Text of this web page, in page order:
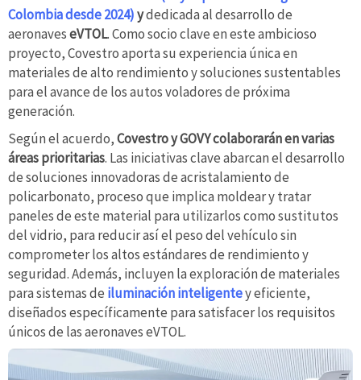
Colombia desde 2024)ydedicada al desarrollo de
aeronaveseVTOL. Como socio clave en este ambicioso
proyecto, Covestro aporta su experiencia única en
materiales de alto rendimiento y soluciones sustentables
para el avance de los autos voladores de próxima
generación.
Según el acuerdo,Covestro y GOVY colaborarán en varias
áreas prioritarias. Las iniciativas clave abarcan el desarrollo
de soluciones innovadoras de acristalamiento de
policarbonato, proceso que implica moldear y tratar
paneles de este material para utilizarlos como sustitutos
del vidrio, para reducir así el peso del vehículo sin
comprometer los altos estándares de rendimiento y
seguridad. Además, incluyen la exploración de materiales
para sistemas de iluminación inteligentey eficiente,
diseñados específicamente para satisfacer los requisitos
únicos de las aeronaves eVTOL.